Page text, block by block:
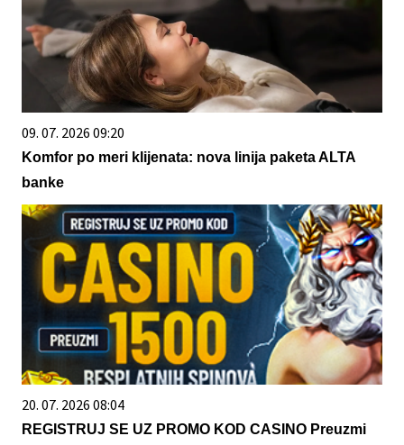
09. 07. 2026 09:20
Komfor po meri klijenata: nova linija paketa ALTA
banke
20. 07. 2026 08:04
REGISTRUJ SE UZ PROMO KOD CASINO Preuzmi